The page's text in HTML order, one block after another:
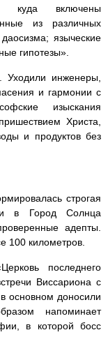
куда включены
из различных
языческие
гипотезы».
Уходили инженеры,
и гармонии с
изыскания
Христа,
и продуктов без
строгая
и в Город Солнца
адепты.
100 километров.
последнего
Виссариона с
основном доносили
напоминает
в которой босс